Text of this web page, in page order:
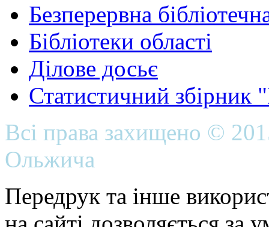
Безперервна
Бібліотеки області
Ділове досьє
Статистичний
Всі права захищено ©
Ольжича
Передрук та інше